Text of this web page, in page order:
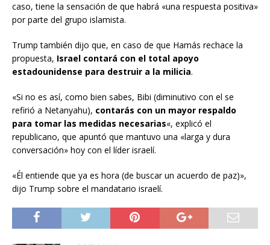
caso, tiene la sensación de que habrá «una respuesta positiva»
por parte del grupo islamista.
Trump también dijo que, en caso de que Hamás rechace la
propuesta, Israel contará con el total apoyo
estadounidense para destruir a la milicia.
«Si no es así, como bien sabes, Bibi (diminutivo con el se
refirió a Netanyahu), contarás con un mayor respaldo
para tomar las medidas necesarias«, explicó el
republicano, que apuntó que mantuvo una «larga y dura
conversación» hoy con el líder israelí.
«Él entiende que ya es hora (de buscar un acuerdo de paz)»,
dijo Trump sobre el mandatario israelí.